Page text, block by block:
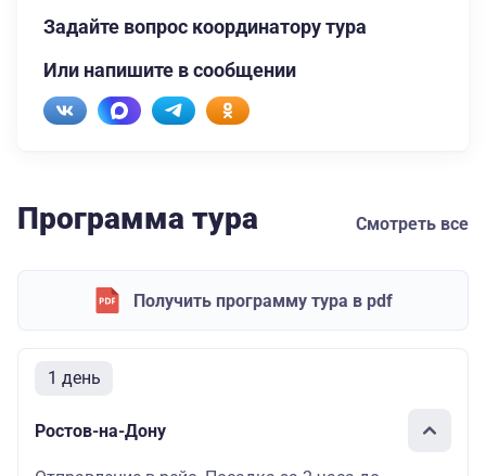
Задайте вопрос координатору тура
Или напишите в сообщении
Программа тура Смотреть все
Получить программу тура в pdf
1 день
Ростов-на-Дону